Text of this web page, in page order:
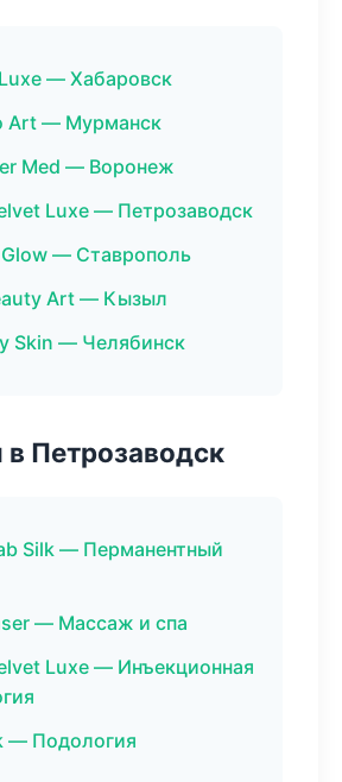
— Хабаровск
Art — Мурманск
Med — Воронеж
Luxe — Петрозаводск
Glow — Ставрополь
Art — Кызыл
Skin — Челябинск
Петрозаводск
Silk — Перманентный
— Массаж и спа
Luxe — Инъекционная
— Подология